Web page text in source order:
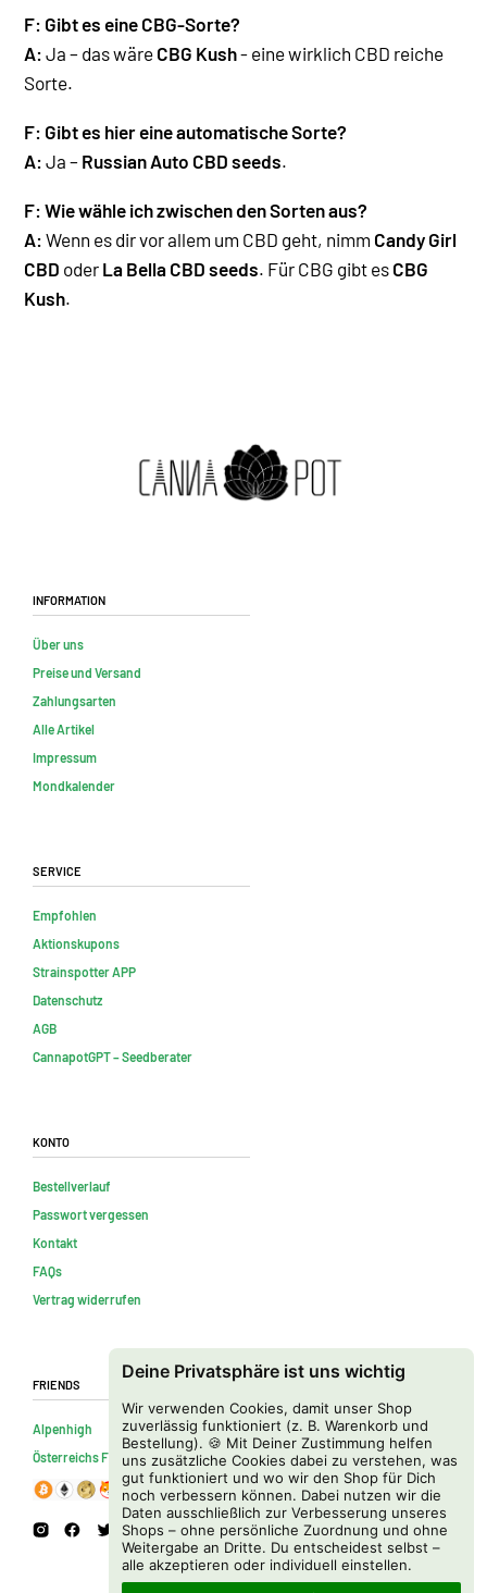
Deine Privatsphäre ist uns wichtig
Wir verwenden Cookies, damit unser Shop
zuverlässig funktioniert (z. B. Warenkorb und
Bestellung). 🍪 Mit Deiner Zustimmung helfen
uns zusätzliche Cookies dabei zu verstehen, was
gut funktioniert und wo wir den Shop für Dich
noch verbessern können. Dabei nutzen wir die
Daten ausschließlich zur Verbesserung unseres
Shops – ohne persönliche Zuordnung und ohne
Weitergabe an Dritte. Du entscheidest selbst –
alle akzeptieren oder individuell einstellen.
F: Gibt es eine CBG-Sorte?
A: Ja – das wäre CBG Kush- eine wirklich CBD reiche
Sorte.
F: Gibt es hier eine automatische Sorte?
A: Ja – Russian Auto CBD seeds.
F: Wie wähle ich zwischen den Sorten aus?
A: Wenn es dir vor allem um CBD geht, nimm Candy Girl
CBD oder La Bella CBD seeds. Für CBG gibt es CBG
Kush.
Information
Über uns
Preise und Versand
Zahlungsarten
Alle Artikel
Impressum
Mondkalender
Service
Empfohlen
Aktionskupons
Strainspotter APP
Datenschutz
AGB
CannapotGPT – Seedberater
Konto
Bestellverlauf
Passwort vergessen
Kontakt
FAQs
Vertrag widerrufen
Friends
Alpenhigh
Österreichs Firmenverzeichnis